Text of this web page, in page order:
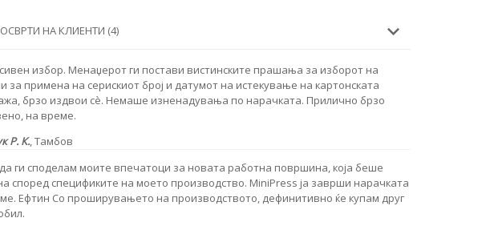
ОСВРТИ НА КЛИЕНТИ (4)
избор. Менаџерот ги постави вистинските прашања за изборот на
за примена на серискиот број и датумот на истекување на картонската
брзо издвои сè. Немаше изненадувања по нарачката. Прилично брзо
на време.
Р. К.,Тамбов
ги споделам моите впечатоци за новата работна површина, која беше
според спецификите на моето производство. MiniPress ја заврши нарачката
Ефтин Со проширувањето на производството, дефинитивно ќе купам друг